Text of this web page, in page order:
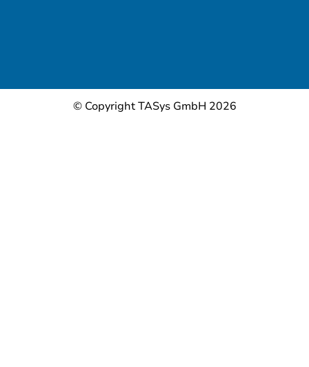
© Copyright TASys GmbH 2026